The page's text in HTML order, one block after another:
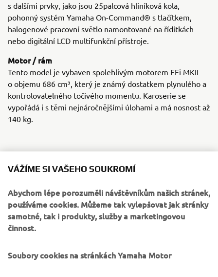
s dalšími prvky, jako jsou 25palcová hliníková kola,
pohonný systém Yamaha On-Command® s tlačítkem,
halogenové pracovní světlo namontované na řídítkách
nebo digitální LCD multifunkční přístroje.
Motor / rám
Tento model je vybaven spolehlivým motorem EFi MKII
o objemu 686 cm³, který je známý dostatkem plynulého a
kontrolovatelného točivého momentu. Karoserie se
vypořádá i s těmi nejnáročnějšími úlohami a má nosnost až
140 kg.
WOLVERINE-R 2016
Informace ani obrázky z těchto webových stránek nesmí
VÁŽÍME SI VAŠEHO SOUKROMÍ
Abychom lépe porozuměli návštěvníkům našich stránek,
používáme cookies. Můžeme tak vylepšovat jak stránky
samotné, tak i produkty, služby a marketingovou
činnost.
Soubory cookies na stránkách Yamaha Motor